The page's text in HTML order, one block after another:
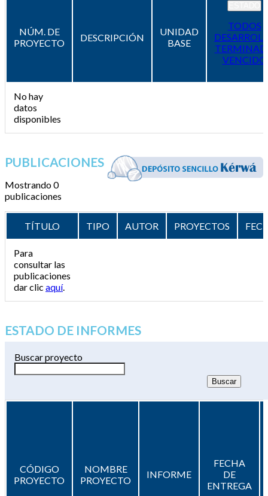
NÚM. DE
PROYECTO
DESCRIPCIÓN
UNIDAD
BASE
TODOS
VENCIDO
No hay
datos
disponibles
PUBLICACIONES
Mostrando 0
publicaciones
TÍTULO TIPO AUTOR PROYECTOS
Para
consultar las
publicaciones
dar clic aquí.
ESTADO DE INFORMES
Buscar proyecto
CÓDIGO
PROYECTO
NOMBRE
PROYECTO
INFORME
FECHA
DE
ENTREGA